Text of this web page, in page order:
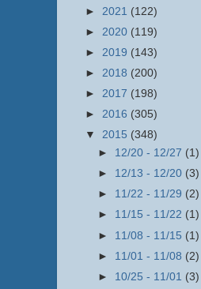
► 2021 (122)
► 2020 (119)
► 2019 (143)
► 2018 (200)
► 2017 (198)
► 2016 (305)
▼ 2015 (348)
► 12/20 - 12/27 (1)
► 12/13 - 12/20 (3)
► 11/22 - 11/29 (2)
► 11/15 - 11/22 (1)
► 11/08 - 11/15 (1)
► 11/01 - 11/08 (2)
► 10/25 - 11/01 (3)